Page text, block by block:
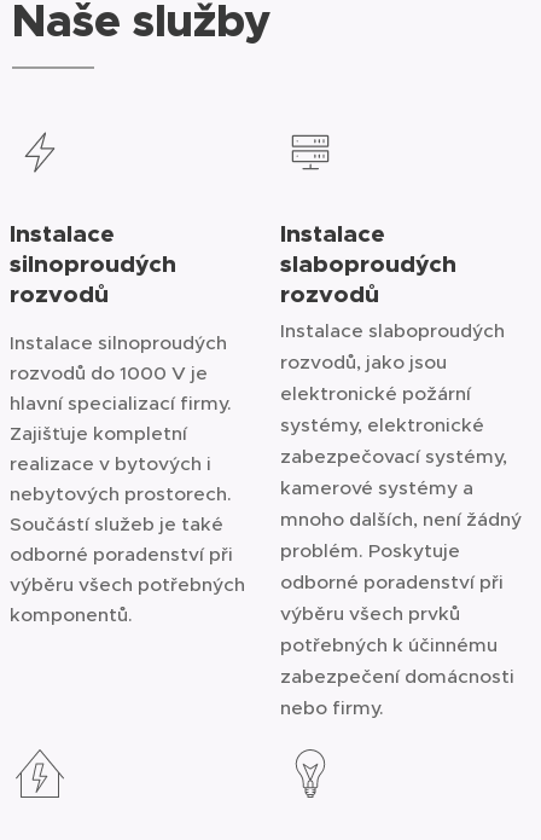
Naše služby
Instalace
silnoproudých
rozvodů
Instalace silnoproudých
rozvodů do 1000 V je
hlavní specializací firmy.
Zajišťuje kompletní
realizace v bytových i
nebytových prostorech.
Součástí služeb je také
odborné poradenství při
výběru všech potřebných
komponentů.
Instalace
slaboproudých
rozvodů
Instalace slaboproudých
rozvodů, jako jsou
elektronické požární
systémy, elektronické
zabezpečovací systémy,
kamerové systémy a
mnoho dalších, není žádný
problém. Poskytuje
odborné poradenství při
výběru všech prvků
potřebných k účinnému
zabezpečení domácnosti
nebo firmy.